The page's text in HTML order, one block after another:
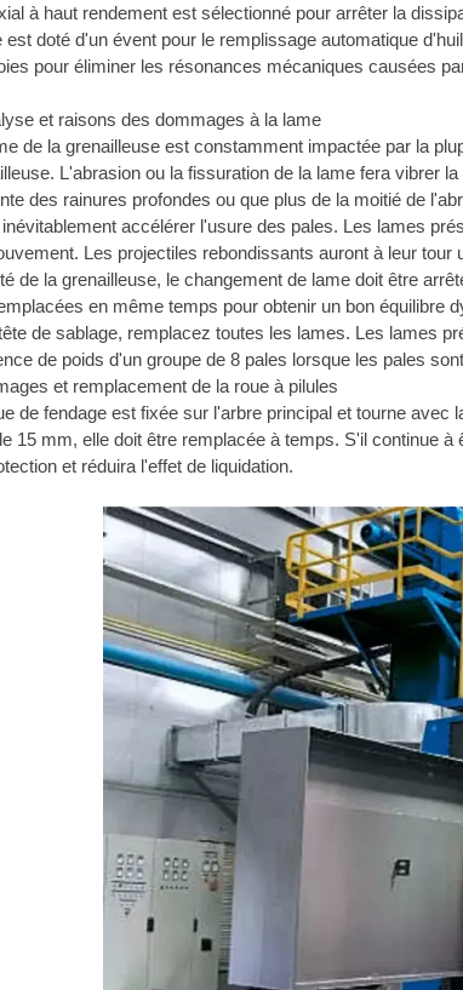
à haut rendement est sélectionné pour arrêter la
est doté d'un évent pour le remplissage automatique
pour éliminer les résonances mécaniques causées
et raisons des dommages à la lame
de la grenailleuse est constamment impactée par la
L'abrasion ou la fissuration de la lame fera vibrer
des rainures profondes ou que plus de la moitié de
accélérer l'usure des pales. Les lames
Les projectiles rebondissants auront à leur
de la grenailleuse, le changement de lame doit être
en même temps pour obtenir un bon équilibre
de sablage, remplacez toutes les lames. Les lames
de poids d'un groupe de 8 pales lorsque les pales
et remplacement de la roue à pilules
de fendage est fixée sur l'arbre principal et tourne
15 mm, elle doit être remplacée à temps. S'il continue
et réduira l'effet de liquidation.